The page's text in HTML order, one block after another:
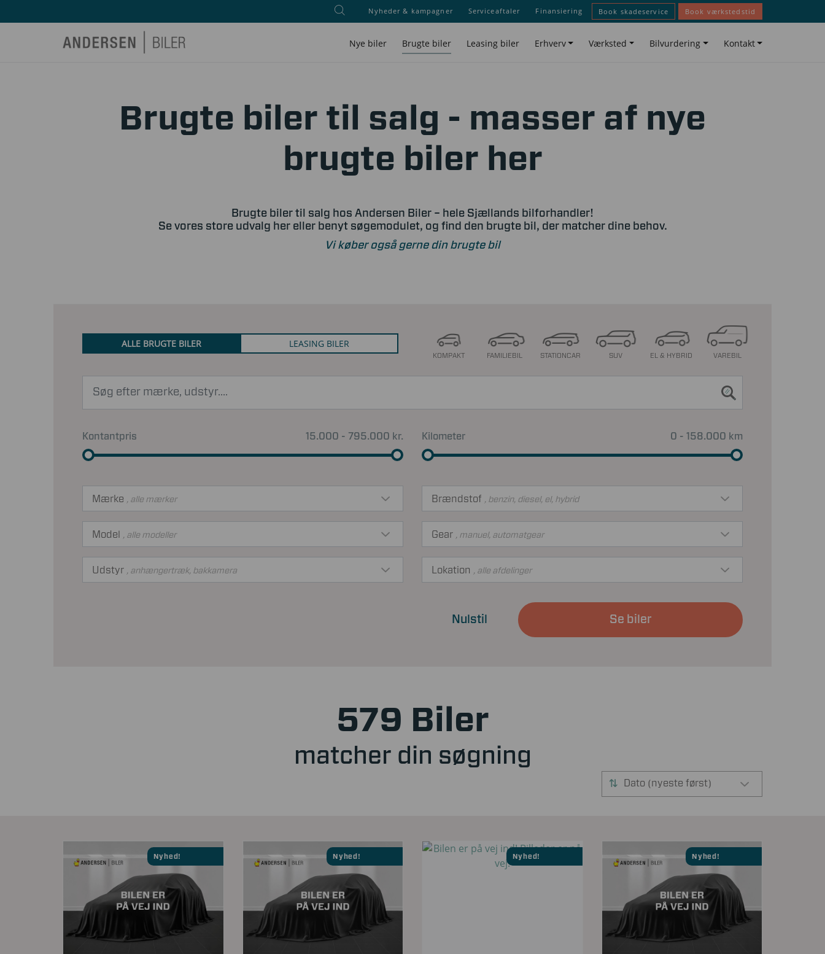
Nyheder & kampagner Serviceaftaler Finansiering Book skadeservice Book værkstedstid
Nye biler Brugte biler Leasing biler Erhverv Værksted Bilvurdering Kontakt
Brugte biler til salg - masser af nye
brugte biler her
Brugte biler til salg hos Andersen Biler – hele Sjællands bilforhandler!
Se vores store udvalg her eller benyt søgemodulet, og find den brugte bil, der matcher dine behov.
Vi køber også gerne din brugte bil
ALLE BRUGTE BILER LEASING BILER
KOMPAKT FAMILIEBIL STATIONCAR SUV EL & HYBRID VAREBIL
Kontantpris 15.000 - 795.000 kr. Kilometer 0 - 158.000 km
Mærke , alle mærker
Model , alle modeller
Brændstof , benzin, diesel, el, hybrid
Gear , manuel, automatgear
Udstyr , anhængertræk, bakkamera Lokation , alle afdelinger
Nulstil Se biler
579 Biler
matcher din søgning
Dato (nyeste først)
Nyhed! Nyhed! Nyhed! Nyhed!